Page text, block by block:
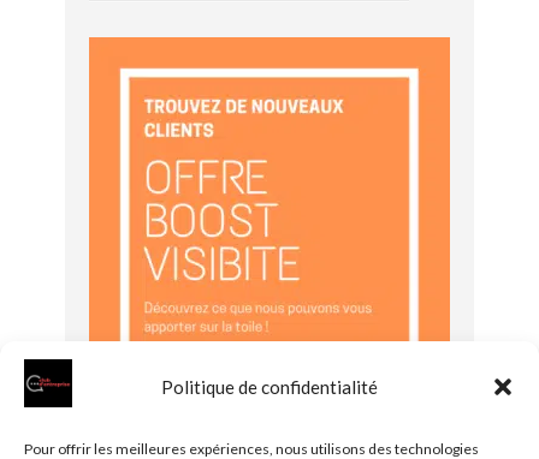
Politique de confidentialité
Pour offrir les meilleures expériences, nous utilisons des technologies